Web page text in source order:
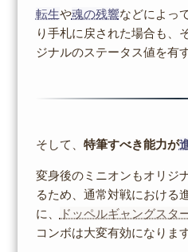
転生や魂の残響などによっ
り手札に戻された場合も、
ジナルのステータス値を有
そして、 特筆すべき能力が
変身後のミニオンもオリジ
るため、通常対戦における
に、
ドッペルギャングスタ
コンボは大変有効になります